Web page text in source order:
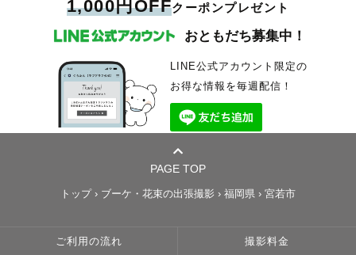
1,000円OFFクーポンプレゼント
おともだち募集中！
LINE公式アカウント限定の
お得な情報を毎週配信！
PAGE TOP
トップ › ブーケ・花束の出張撮影 › 福岡県 › 宮若市
ご利用の流れ 撮影料金